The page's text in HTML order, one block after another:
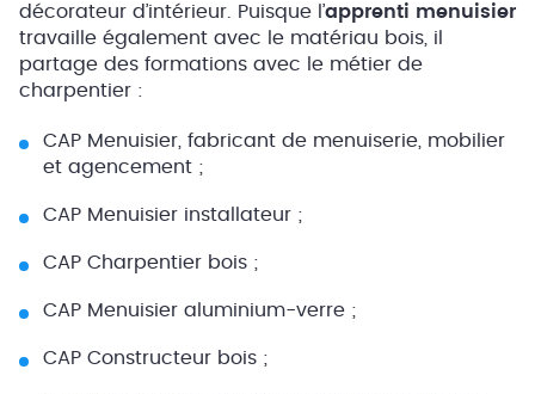
décorateur d’intérieur. Puisque l’apprenti menuisier
travaille également avec le matériau bois, il
partage des formations avec le métier de
charpentier :
CAP Menuisier, fabricant de menuiserie, mobilier
et agencement ;
CAP Menuisier installateur ;
CAP Charpentier bois ;
CAP Menuisier aluminium-verre ;
CAP Constructeur bois ;